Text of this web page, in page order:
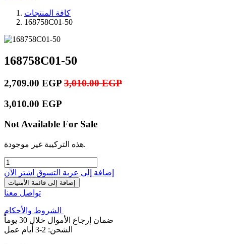
كافة المنتجات
168758C01-50
168758C01-50
2,709.00 EGP 3,010.00EGP
3,010.00 EGP
Not Available For Sale
هذه التركيبة غير موجودة.
إضافة إلى عربة التسوق اشترِ الآن
إضافة إلى قائمة الأمنيات
تواصل معنا
الشروط والأحكام
ضمان إرجاع الأموال خلال 30 يوماً
الشحن: 2-3 أيام عمل